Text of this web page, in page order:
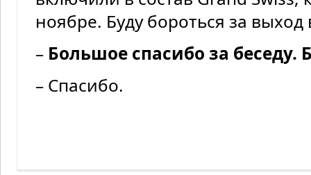
ноябре. Буду бороться за
– Большое спасибо за беседу.
– Спасибо.